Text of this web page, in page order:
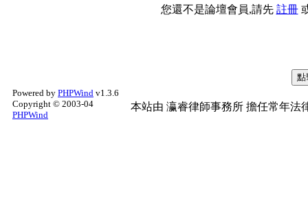
您還不是論壇會員,請先 註冊
Powered by PHPWind v1.3.6
Copyright © 2003-04
PHPWind
本站由 瀛睿律師事務所 擔任常年法